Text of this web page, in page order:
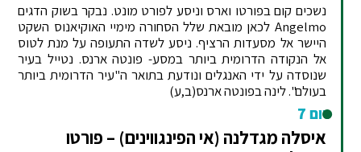
נשכים קום בפורטו וארס וניסע לפורט מונט. נבקר בשוק הדגים
Angelmo לכאן מובאת שלל הסחורה מימיי האוקיאנוס השקט
היישר אל מסעדות הרציף. ניסע לשדה התעופה על מנת לטוס
אל הנקודה הדרומית ביותר במסע- פונטה ארנס. נטייל בעיר
שנוסדה על ידי האנגלים ונודעת בתואר ה"עיר הדרומית ביותר
בעולם". לינה בפונטה ארנס(ב,ע)
יום 7
איסלה מגדלנה (אי הפינגווינים) – פורטו